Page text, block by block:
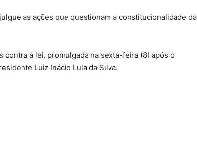
as ações que questionam a constitucionalidade da
contra a lei, promulgada na sexta-feira (8) após o
Luiz Inácio Lula da Silva.